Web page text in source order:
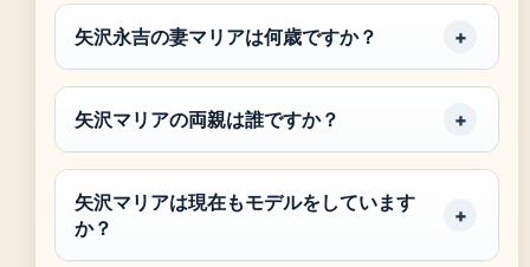
矢沢永吉の妻マリアは何歳ですか？
矢沢マリアの両親は誰ですか？
矢沢マリアは現在もモデルをしています
か？